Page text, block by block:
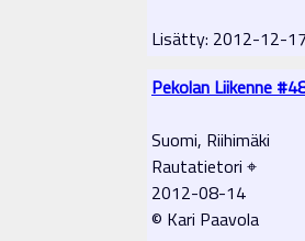
Lisätty: 2012-12-
Pekolan Liikenne
Suomi, Riihimäki
Rautatietori ⌖
2012-08-14
© Kari Paavola